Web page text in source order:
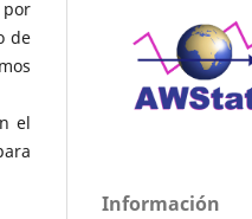
por
de
el
Información